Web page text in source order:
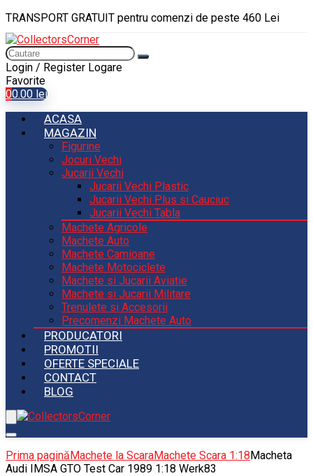
TRANSPORT GRATUIT pentru comenzi de peste 460 Lei
Login / Register Logare
Favorite
00.00 lei
ACASA
MAGAZIN
Figurine
Jocuri Vechi
Jucarii Vechi
Jucarii Vechi Plastic
Jucarii Vechi Plus si Cauciuc
Jucarii Vechi Tabla
Machete Agricole
Machete Auto
Machete Camioane
Machete Motociclete
Machete si Jucarii Aviatie
Machete si Jucarii Militare
Trenulete si Accesorii
Precomenzi Machete Auto
PRODUCATORI
PROMOTII
OFERTE SPECIALE
CONTACT
BLOG
Prima paginăMachete la ScaraMachete Scara 1:18Macheta
Audi IMSA GTO Test Car 1989 1:18 Werk83